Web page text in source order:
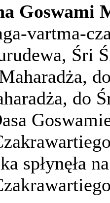
Goswami
vartma-
Śri
do
spłynęła